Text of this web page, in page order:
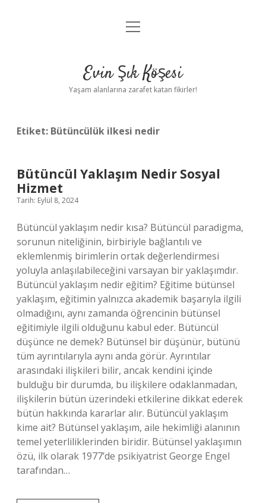
Anasayfa
Yasal Uyarı
menüyü
Evin Şık Köşesi
Yaşam alanlarına zarafet katan fikirler!
Etiket: Bütüncülük ilkesi nedir
Bütüncül Yaklaşım Nedir Sosyal
Hizmet
Tarih: Eylül 8, 2024
Bütüncül yaklaşım nedir kısa? Bütüncül paradigma,
sorunun niteliğinin, birbiriyle bağlantılı ve
eklemlenmiş birimlerin ortak değerlendirmesi
yoluyla anlaşılabileceğini varsayan bir yaklaşımdır.
Bütüncül yaklaşım nedir eğitim? Eğitime bütünsel
yaklaşım, eğitimin yalnızca akademik başarıyla ilgili
olmadığını, aynı zamanda öğrencinin bütünsel
eğitimiyle ilgili olduğunu kabul eder. Bütüncül
düşünce ne demek? Bütünsel bir düşünür, bütünü
tüm ayrıntılarıyla aynı anda görür. Ayrıntılar
arasındaki ilişkileri bilir, ancak kendini içinde
bulduğu bir durumda, bu ilişkilere odaklanmadan,
ilişkilerin bütün üzerindeki etkilerine dikkat ederek
bütün hakkında kararlar alır. Bütüncül yaklaşım
kime ait? Bütünsel yaklaşım, aile hekimliği alanının
temel yeterliliklerinden biridir. Bütünsel yaklaşımın
özü, ilk olarak 1977’de psikiyatrist George Engel
tarafından…